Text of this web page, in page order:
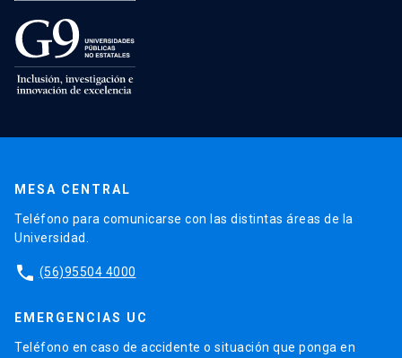
MESA CENTRAL
Teléfono para comunicarse con las distintas áreas de la
Universidad.
phone (56)95504 4000
EMERGENCIAS UC
Teléfono en caso de accidente o situación que ponga en